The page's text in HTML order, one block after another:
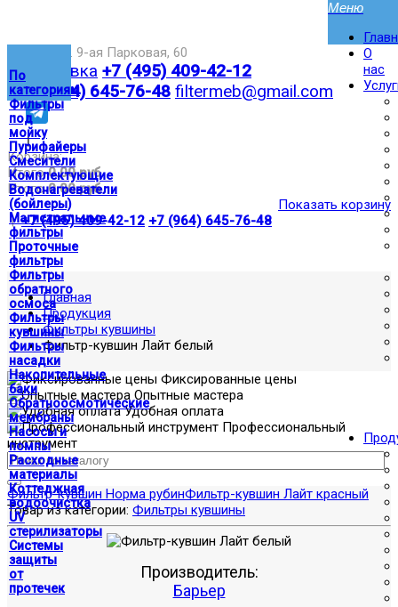
По
категориям
Фильтры
под
мойку
Пурифайеры
Смесители
Комплектующие
Водонагреватели
(бойлеры)
Магистральные
фильтры
Проточные
фильтры
Фильтры
обратного
осмоса
Фильтры
кувшины
Фильтры
насадки
Накопительные
баки
Обратноосмотические
мембраны
Насосы и
помпы
Расходные
материалы
Коттеджная
водоочистка
UV
стерилизаторы
Системы
защиты
от
протечек
Москва,ул. 9-ая Парковая, 60
Доставка +7 (495) 409-42-12
+7 (964) 645-76-48 filtermeb@gmail.com
|
Корзина:
Итого0.00 руб
Итого0.00 руб
Показать корзину
| +7 (495) 409-42-12 +7 (964) 645-76-48
О
нас
Главная
Продукция
Фильтры кувшины
Фильтр-кувшин Лайт белый
Фиксированные цены
Опытные мастера
Удобная оплата
Профессиональный
инструмент
Фильтр-кувшин Норма рубинФильтр-кувшин Лайт красный
Товар из категории: Фильтры кувшины
Производитель:
Барьер